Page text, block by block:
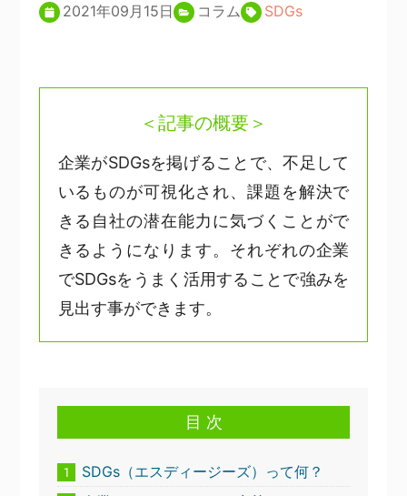
2021年09月15日 コラム SDGs
＜記事の概要＞
企業がSDGsを掲げることで、不足して
いるものが可視化され、課題を解決で
きる自社の潜在能力に気づくことがで
きるようになります。それぞれの企業
でSDGsをうまく活用することで強みを
見出す事ができます。
目 次
1
SDGs（エスディージーズ）って何？